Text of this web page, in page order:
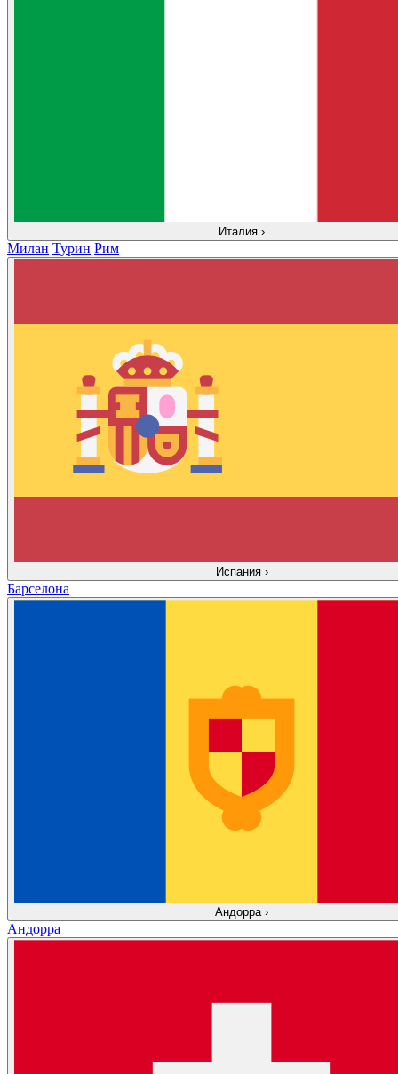
Италия ›
Милан Турин Рим
Испания ›
Барселона
Андорра ›
Андорра